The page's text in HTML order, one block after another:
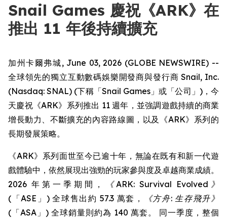
Snail Games 慶祝《ARK》在
推出 11 年後持續擴充
加州卡爾弗城, June 03, 2026 (GLOBE NEWSWIRE) --
全球領先的獨立互動數碼娛樂開發商與發行商 Snail, Inc.
(Nasdaq: SNAL) (下稱「Snail Games」或「公司」)，今
天慶祝《ARK》系列推出 11 週年，並強調遊戲持續的商業
增長動力、不斷擴充的內容路線圖，以及《ARK》系列的
長期發展策略。
《ARK》系列面世至今已逾十年，無論在既有和新一代遊
戲體驗中，依然展現出強勁的玩家參與度及卓越商業成績。
2026 年第一季期間，
《ARK: Survival Evolved》
(「ASE」) 全球售出約 57.3 萬套，
《方舟: 生存飛升》
(「ASA」) 全球銷量則約為 140 萬套。 同一季度，整個